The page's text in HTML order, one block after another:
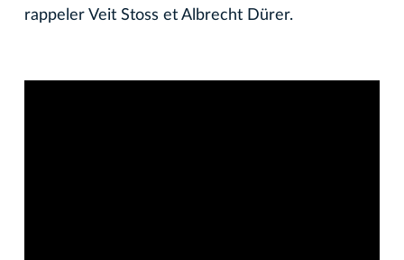
rappeler Veit Stoss et Albrecht Dürer.